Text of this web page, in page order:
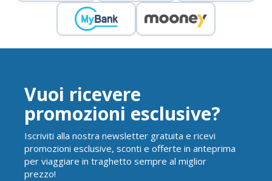
Vuoi ricevere
promozioni esclusive?
Iscriviti alla nostra newsletter gratuita e ricevi
promozioni esclusive, sconti e offerte in anteprima
per viaggiare in traghetto sempre al miglior
prezzo!